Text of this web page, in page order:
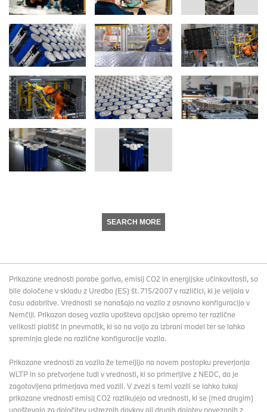
SEARCH MORE
Prikazane vrednosti porabe goriva, emisij CO2 in energijske učinkovitosti, so
bile določene v skladu z Uredbo (ES) št. 715/2007 v različici, ki je veljala v
času odobritve. Vrednosti se nanašajo na vozilo z osnovno konfiguracijo v
Nemčiji. Prikazan doseg vozila upošteva opcijsko opremo ter različne
velikosti platišč in pnevmatik, ki so na voljo za izbrani model ter se lahko
spreminja glede na različne konfiguracije vozila.
Prikazane vrednosti za vozila že temeljijo na novem postopku preverjanja
WLTP in so pretvorjene tudi v vrednosti, ki so primerljive z NEDC, da je
zagotovljena primerjava med vozili. V zvezi s temi vozili se lahko tukaj
prikazane vrednosti emisij CO2 razlikujejo od vrednosti, ki se (med drugim)
upoštevajo za določitev ustreznih davkov ali drugih dajatev povezanih z